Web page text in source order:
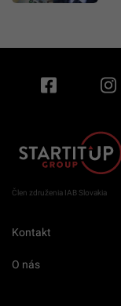
Člen združenia IAB Slovakia
Kontakt
O nás